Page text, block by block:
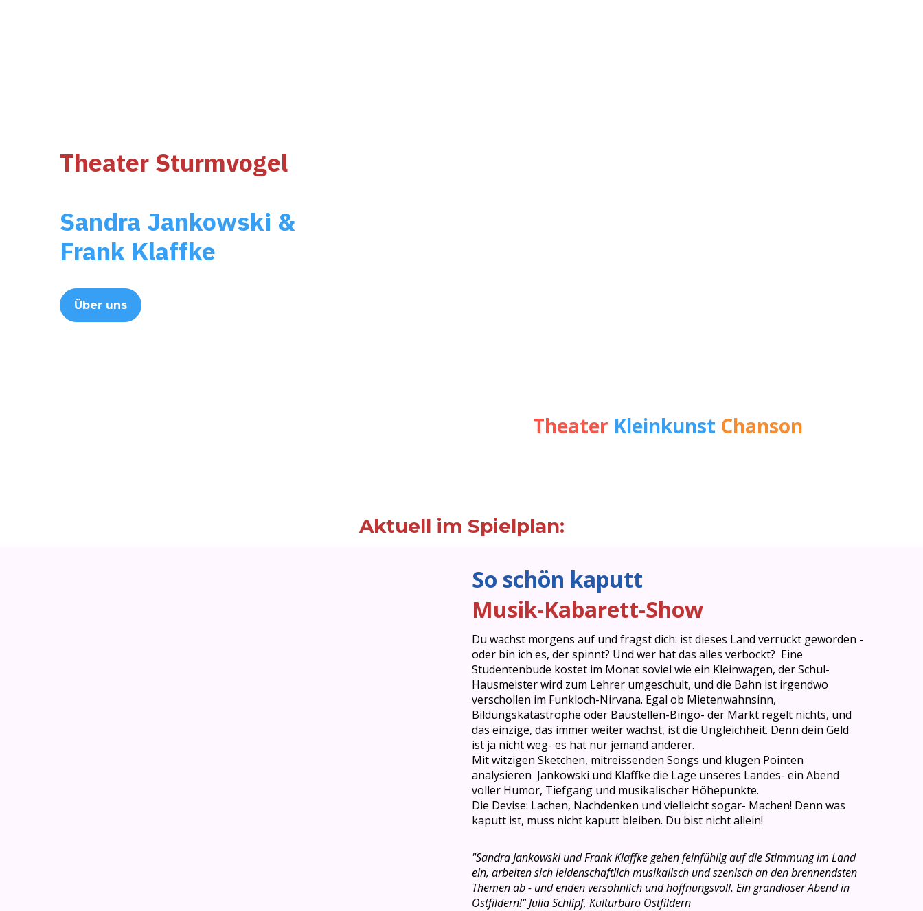
Theater Sturmvogel
Sandra Jankowski &
Frank Klaffke
Über uns
Theater Kleinkunst Chanson
Aktuell im Spielplan:
So schön kaputt
Musik-Kabarett-Show
Du wachst morgens auf und fragst dich: ist dieses Land verrückt geworden -
oder bin ich es, der spinnt? Und wer hat das alles verbockt? Eine
Studentenbude kostet im Monat soviel wie ein Kleinwagen, der Schul-
Hausmeister wird zum Lehrer umgeschult, und die Bahn ist irgendwo
verschollen im Funkloch-Nirvana. Egal ob Mietenwahnsinn,
Bildungskatastrophe oder Baustellen-Bingo- der Markt regelt nichts, und
das einzige, das immer weiter wächst, ist die Ungleichheit. Denn dein Geld
ist ja nicht weg- es hat nur jemand anderer.
Mit witzigen Sketchen, mitreissenden Songs und klugen Pointen
analysieren Jankowski und Klaffke die Lage unseres Landes- ein Abend
voller Humor, Tiefgang und musikalischer Höhepunkte.
Die Devise: Lachen, Nachdenken und vielleicht sogar- Machen! Denn was
kaputt ist, muss nicht kaputt bleiben. Du bist nicht allein!
"SandraJankowski und Frank Klaffkegehenfeinfühlig auf die Stimmung im Land
ein, arbeiten sichleidenschaftlichmusikalisch und szenisch an den brennendsten
Themen ab- undenden versöhnlich und hoffnungsvoll. Ein grandioser Abend in
Ostfildern!" Julia Schlipf, Kulturbüro Ostfildern